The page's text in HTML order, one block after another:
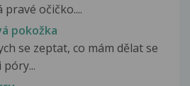
očičko....
pokožka
se zeptat, co mám dělat se